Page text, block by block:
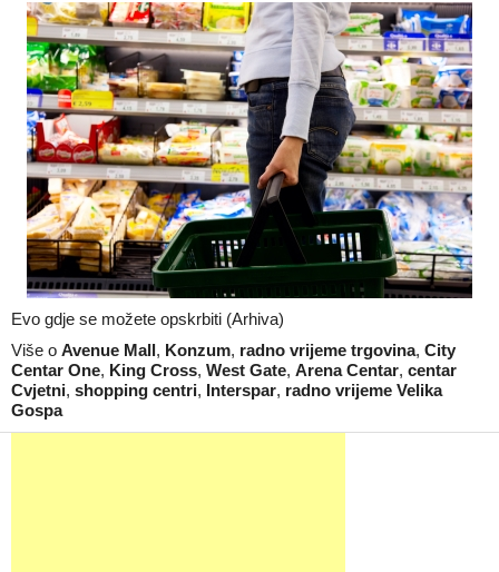
Evo gdje se možete opskrbiti (Arhiva)
Više o Avenue Mall, Konzum, radno vrijeme trgovina, City
Centar One, King Cross, West Gate, Arena Centar, centar
Cvjetni, shopping centri, Interspar, radno vrijeme Velika
Gospa